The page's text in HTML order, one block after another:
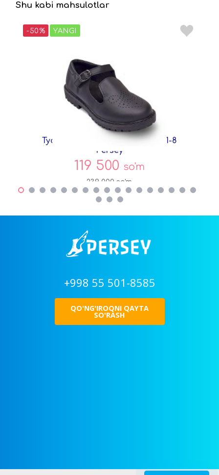
Shu kabi mahsulotlar
-50% YANGI
Туфли Черный Экокожа DF7271-8
Persey
119 500 so'm
239 000 so'm
+998 55 501-8585
QO'NG'IROQNI QAYTA
SO'RASH